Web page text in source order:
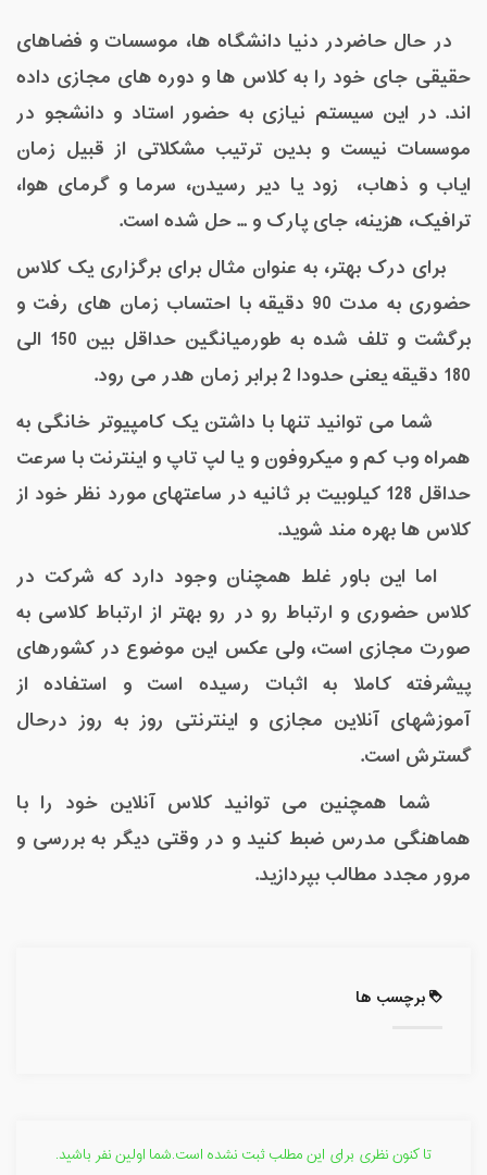
در حال حاضردر دنیا دانشگاه ها، موسسات و فضاهای
حقیقی جای خود را به کلاس ها و دوره های مجازی داده
اند. در این سیستم نیازی به حضور استاد و دانشجو در
موسسات نیست و بدین ترتیب مشکلاتی از قبیل زمان
ایاب و ذهاب، زود یا دیر رسیدن، سرما و گرمای هوا،
ترافیک، هزینه، جای پارک و ... حل شده است.
برای درک بهتر، به عنوان مثال برای برگزاری یک کلاس
حضوری به مدت 90 دقیقه با احتساب زمان های رفت و
برگشت و تلف شده به طورمیانگین حداقل بین 150 الی
180 دقیقه یعنی حدودا 2 برابر زمان هدر می رود
.
شما می توانید تنها با داشتن یک کامپیوتر خانگی به
همراه وب کم و میکروفون و یا لپ تاپ و اینترنت با سرعت
حداقل 128 کیلوبیت بر ثانیه در ساعتهای مورد نظر خود از
کلاس ها بهره مند شوید.
اما این باور غلط همچنان وجود دارد که شرکت در
کلاس حضوری و ارتباط رو در رو بهتر از ارتباط کلاسی به
صورت مجازی است، ولی عکس این موضوع در کشورهای
پیشرفته کاملا به اثبات رسیده است و استفاده از
آموزشهای آنلاین مجازی و اینترنتی روز به روز درحال
گسترش است.
شما همچنین می توانید کلاس آنلاین خود را با
هماهنگی مدرس ضبط کنید و در وقتی دیگر به بررسی و
مرور مجدد مطالب بپردازید.
برچسب ها
تا کنون نظری برای این مطلب ثبت نشده است.شما اولین نفر باشید.